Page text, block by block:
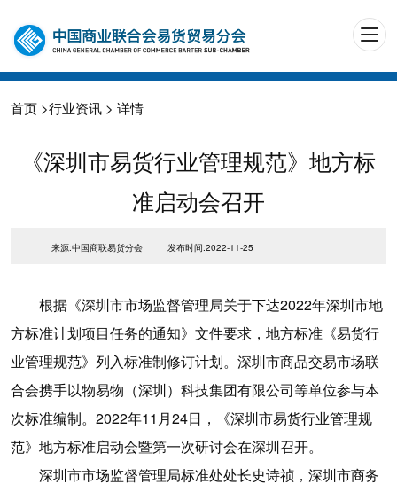
首页 >行业资讯 > 详情
《深圳市易货行业管理规范》地方标
准启动会召开
来源:中国商联易货分会 发布时间:2022-11-25
根据《深圳市市场监督管理局关于下达2022年深圳市地
方标准计划项目任务的通知》文件要求，地方标准《易货行
业管理规范》列入标准制修订计划。深圳市商品交易市场联
合会携手以物易物（深圳）科技集团有限公司等单位参与本
次标准编制。2022年11月24日，《深圳市易货行业管理规
范》地方标准启动会暨第一次研讨会在深圳召开。
深圳市市场监督管理局标准处处长史诗祯，深圳市商务